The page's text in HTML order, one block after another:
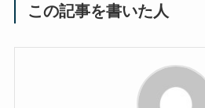
この記事を書いた人